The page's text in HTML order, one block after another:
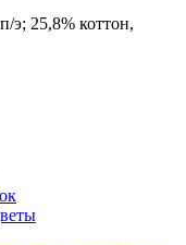
э; 25,8% коттон,